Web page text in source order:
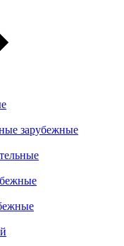
зарубежные